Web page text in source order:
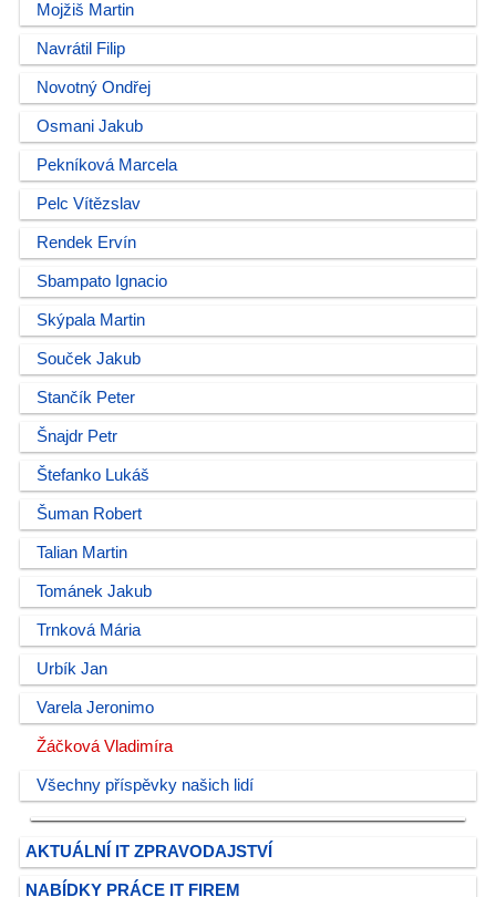
Mojžiš Martin
Navrátil Filip
Novotný Ondřej
Osmani Jakub
Pekníková Marcela
Pelc Vítězslav
Rendek Ervín
Sbampato Ignacio
Skýpala Martin
Souček Jakub
Stančík Peter
Šnajdr Petr
Štefanko Lukáš
Šuman Robert
Talian Martin
Tománek Jakub
Trnková Mária
Urbík Jan
Varela Jeronimo
Žáčková Vladimíra
Všechny příspěvky našich lidí
AKTUÁLNÍ IT ZPRAVODAJSTVÍ
NABÍDKY PRÁCE IT FIREM